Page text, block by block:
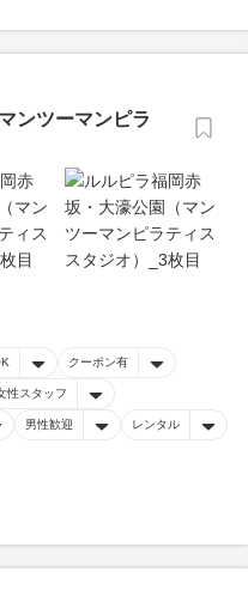
ンツーマンピラ
クーポン有
性スタッフ
男性歓迎 レンタル